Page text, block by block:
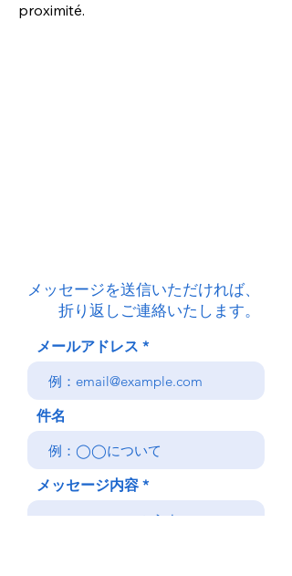
proximité.
メッセージを送信いただければ、
​ 折り返しご連絡いたします。
メールアドレス
件名
メッセージ内容